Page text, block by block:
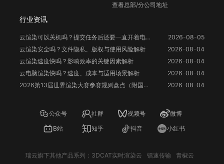
行业资讯
云渲染可以关机吗？提交任务后还要一直开着电脑吗？
2026-08-05
云渲染安全吗？文件隐私、版权与使用风险解析
2026-08-04
云渲染速度快吗？影响效率的关键因素解析
2026-08-04
云电脑渲染快吗？速度、成本与适用场景解析
2026-08-04
2026第13届世界渲染大赛参赛规则盘点（附国人参赛福利）
2026-08-04
查看总部/分公司地址
公众号 社群 视频号
微博
B站
知乎 抖音 小红书
瑞云旗下其他产品系列： 3DCAT实时渲染云 镭速传输 青椒云